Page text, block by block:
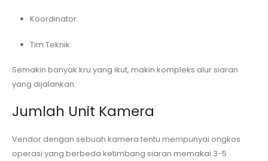
Koordinator.
Tim Teknik.
Semakin banyak kru yang ikut, makin kompleks alur siaran
yang dijalankan.
Jumlah Unit Kamera
Vendor dengan sebuah kamera tentu mempunyai ongkos
operasi yang berbeda ketimbang siaran memakai 3-5